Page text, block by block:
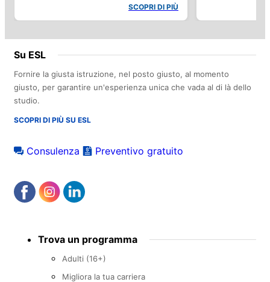
SCOPRI DI PIÙ
Su ESL
Fornire la giusta istruzione, nel posto giusto, al momento
giusto, per garantire un'esperienza unica che vada al di là dello
studio.
SCOPRI DI PIÙ SU ESL
Consulenza Preventivo gratuito
menuTrova un programma
Adulti (16+)
Migliora la tua carriera